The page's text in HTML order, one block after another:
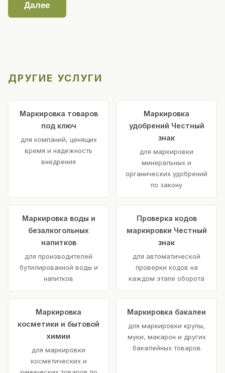
Далее
ДРУГИЕ УСЛУГИ
Маркировка товаров
под ключ
для компаний, ценящих
время и надежность
внедрения
Маркировка
удобрений Честный
знак
для маркировки
минеральных и
органических удобрений
по закону
Маркировка воды и
безалкогольных
напитков
для производителей
бутилированной воды и
напитков
Проверка кодов
маркировки Честный
знак
для автоматической
проверки кодов на
каждом этапе оборота
Маркировка
косметики и бытовой
химии
для маркировки
косметических и
Маркировка бакалеи
для маркировки крупы,
муки, макарон и других
бакалейных товаров